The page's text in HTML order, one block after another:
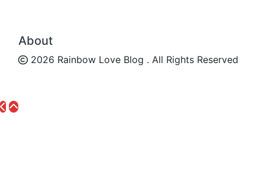
About
2026 Rainbow Love Blog . All Rights Reserved